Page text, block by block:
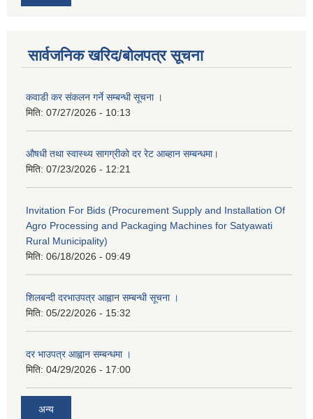
सार्वजनिक खरिद/बोलपत्र सूचना
कवाडी कर संकलन गर्ने सम्बन्धी सूचना ।
मिति: 07/27/2026 - 10:13
औषधी तथा स्वास्थ्य सागग्रीको दर रेट आब्हान सम्बन्धमा।
मिति: 07/23/2026 - 12:21
Invitation For Bids (Procurement Supply and Installation Of
Agro Processing and Packaging Machines for Satyawati
Rural Municipality)
मिति: 06/18/2026 - 09:49
शिलबन्दी दरभाउपत्र आह्वान सम्बन्धी सूचना ।
मिति: 05/22/2026 - 15:32
दर भाउपत्र आह्वान सम्बन्धमा ।
मिति: 04/29/2026 - 17:00
अन्य